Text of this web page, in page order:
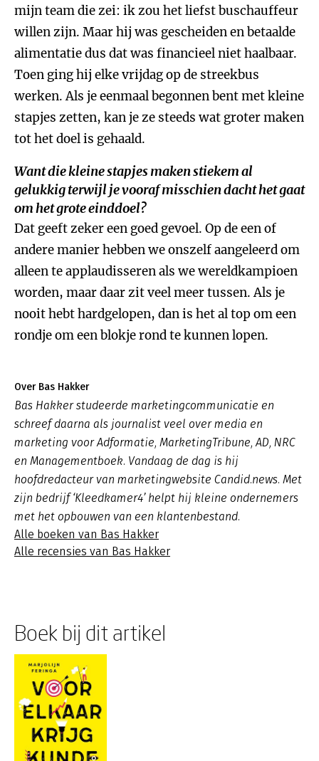
mijn team die zei: ik zou het liefst buschauffeur
willen zijn. Maar hij was gescheiden en betaalde
alimentatie dus dat was financieel niet haalbaar.
Toen ging hij elke vrijdag op de streekbus
werken. Als je eenmaal begonnen bent met kleine
stapjes zetten, kan je ze steeds wat groter maken
tot het doel is gehaald.
Want die kleine stapjes maken stiekem al
gelukkig terwijl je vooraf misschien dacht het gaat
om het grote einddoel?
Dat geeft zeker een goed gevoel. Op de een of
andere manier hebben we onszelf aangeleerd om
alleen te applaudisseren als we wereldkampioen
worden, maar daar zit veel meer tussen. Als je
nooit hebt hardgelopen, dan is het al top om een
rondje om een blokje rond te kunnen lopen.
Over Bas Hakker
Bas Hakker studeerde marketingcommunicatie en
schreef daarna als journalist veel over media en
marketing voor Adformatie, MarketingTribune, AD, NRC
en Managementboek. Vandaag de dag is hij
hoofdredacteur van marketingwebsite Candid.news. Met
zijn bedrijf ‘Kleedkamer4’ helpt hij kleine ondernemers
met het opbouwen van een klantenbestand.
Alle boeken van Bas Hakker
Alle recensies van Bas Hakker
Boek bij dit artikel